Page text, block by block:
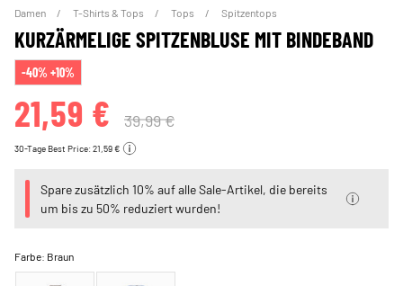
Damen T-Shirts & Tops Tops Spitzentops
KURZÄRMELIGE SPITZENBLUSE MIT BINDEBAND
-40% +10%
21,59 € 39,99 €
30-Tage Best Price: 21,59 €
Spare zusätzlich 10% auf alle Sale-Artikel, die bereits
um bis zu 50% reduziert wurden!
Farbe: Braun